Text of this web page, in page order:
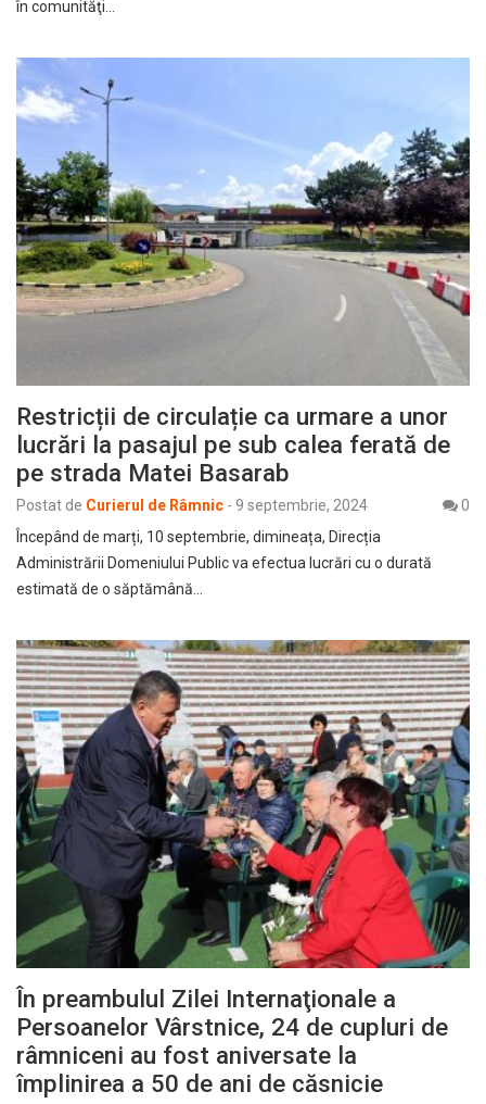
în comunităţi…
Restricții de circulație ca urmare a unor
lucrări la pasajul pe sub calea ferată de
pe strada Matei Basarab
Postat de Curierul de Râmnic - 9 septembrie, 2024
0
Începând de marți, 10 septembrie, dimineața, Direcția
Administrării Domeniului Public va efectua lucrări cu o durată
estimată de o săptămână…
În preambulul Zilei Internaţionale a
Persoanelor Vârstnice, 24 de cupluri de
râmniceni au fost aniversate la
împlinirea a 50 de ani de căsnicie